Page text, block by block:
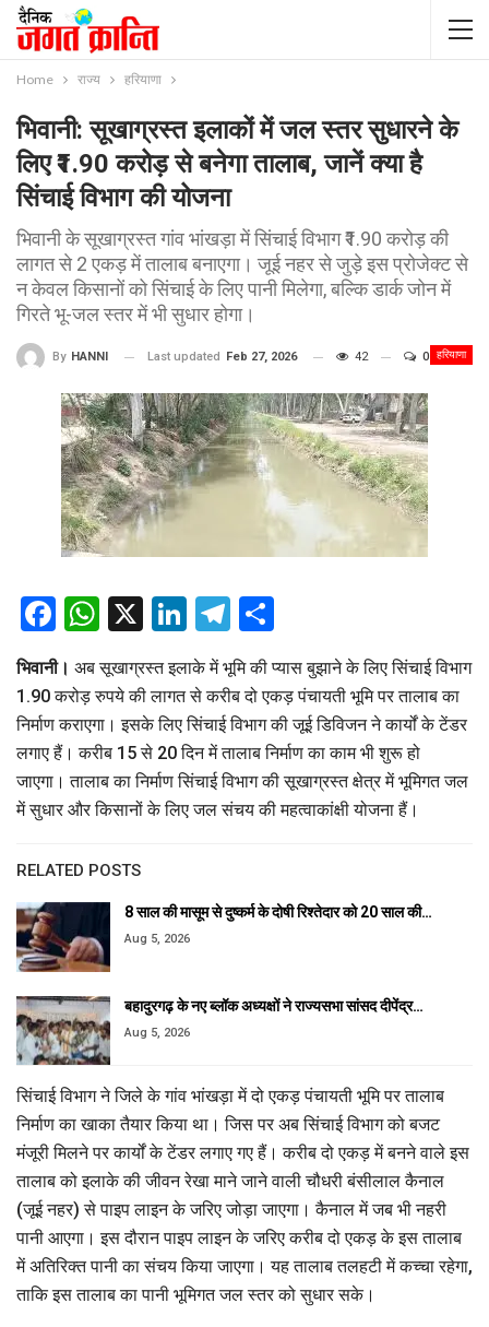
Home राज्य हरियाणा
भिवानी: सूखाग्रस्त इलाकों में जल स्तर सुधारने के
लिए ₹1.90 करोड़ से बनेगा तालाब, जानें क्या है
सिंचाई विभाग की योजना
भिवानी के सूखाग्रस्त गांव भांखड़ा में सिंचाई विभाग ₹1.90 करोड़ की
लागत से 2 एकड़ में तालाब बनाएगा। जूई नहर से जुड़े इस प्रोजेक्ट से
न केवल किसानों को सिंचाई के लिए पानी मिलेगा, बल्कि डार्क जोन में
गिरते भू-जल स्तर में भी सुधार होगा।
हरियाणा
By HANNI Last updated Feb 27, 2026 42 0
Facebook
WhatsApp
X LinkedIn
Telegram
भिवानी। अब सूखाग्रस्त इलाके में भूमि की प्यास बुझाने के लिए सिंचाई विभाग
1.90 करोड़ रुपये की लागत से करीब दो एकड़ पंचायती भूमि पर तालाब का
निर्माण कराएगा। इसके लिए सिंचाई विभाग की जूई डिविजन ने कार्यों के टेंडर
लगाए हैं। करीब 15 से 20 दिन में तालाब निर्माण का काम भी शुरू हो
जाएगा। तालाब का निर्माण सिंचाई विभाग की सूखाग्रस्त क्षेत्र में भूमिगत जल
में सुधार और किसानों के लिए जल संचय की महत्वाकांक्षी योजना हैं।
RELATED POSTS
8 साल की मासूम से दुष्कर्म के दोषी रिश्तेदार को 20 साल की…
Aug 5, 2026
बहादुरगढ़ के नए ब्लॉक अध्यक्षों ने राज्यसभा सांसद दीपेंद्र…
Aug 5, 2026
सिंचाई विभाग ने जिले के गांव भांखड़ा में दो एकड़ पंचायती भूमि पर तालाब
निर्माण का खाका तैयार किया था। जिस पर अब सिंचाई विभाग को बजट
मंजूरी मिलने पर कार्यों के टेंडर लगाए गए हैं। करीब दो एकड़ में बनने वाले इस
तालाब को इलाके की जीवन रेखा माने जाने वाली चौधरी बंसीलाल कैनाल
(जूई नहर) से पाइप लाइन के जरिए जोड़ा जाएगा। कैनाल में जब भी नहरी
पानी आएगा। इस दौरान पाइप लाइन के जरिए करीब दो एकड़ के इस तालाब
में अतिरिक्त पानी का संचय किया जाएगा। यह तालाब तलहटी में कच्चा रहेगा,
ताकि इस तालाब का पानी भूमिगत जल स्तर को सुधार सके।